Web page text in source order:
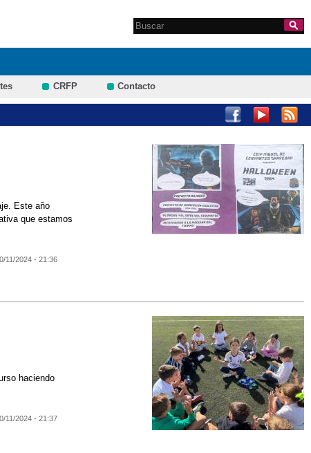
Formulario de
Search this site
CRFP Contacto
Este año
que estamos
11/2024 - 21:36
haciendo
11/2024 - 21:37